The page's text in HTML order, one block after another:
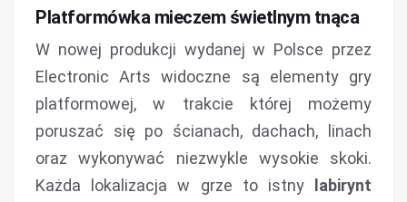
Platformówka mieczem świetlnym tnąca
W nowej produkcji wydanej w Polsce przez
Electronic Arts widoczne są elementy gry
platformowej, w trakcie której możemy
poruszać się po ścianach, dachach, linach
oraz wykonywać niezwykle wysokie skoki.
Każda lokalizacja w grze to istny
labirynt